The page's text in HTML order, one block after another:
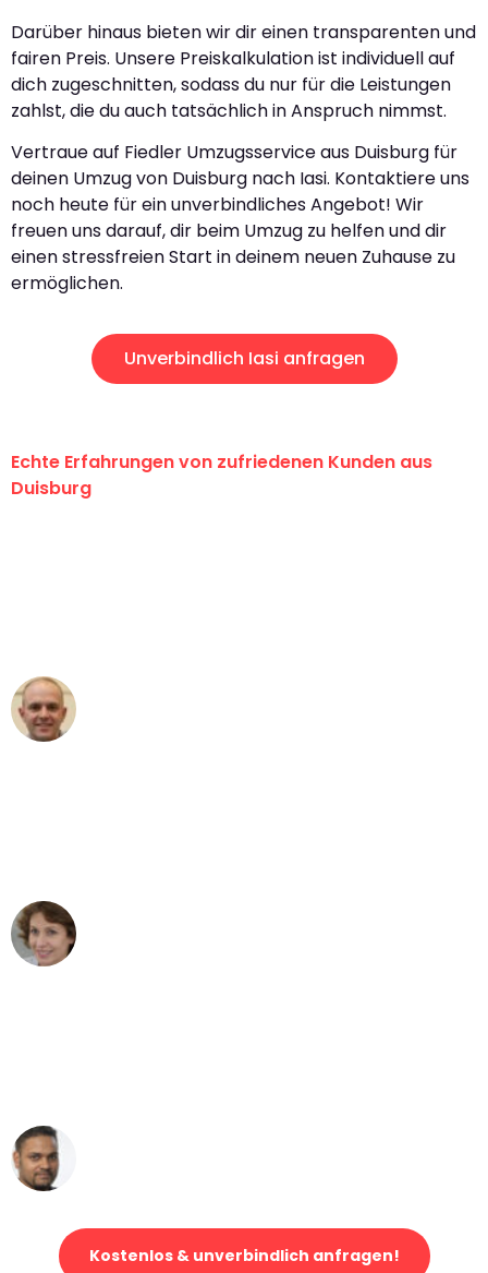
Darüber hinaus bieten wir dir einen transparenten und
fairen Preis. Unsere Preiskalkulation ist individuell auf
dich zugeschnitten, sodass du nur für die Leistungen
zahlst, die du auch tatsächlich in Anspruch nimmst.
Vertraue auf Fiedler Umzugsservice aus Duisburg für
deinen Umzug von Duisburg nach Iasi. Kontaktiere uns
noch heute für ein unverbindliches Angebot! Wir
freuen uns darauf, dir beim Umzug zu helfen und dir
einen stressfreien Start in deinem neuen Zuhause zu
ermöglichen.
Unverbindlich Iasi anfragen
Echte Erfahrungen von zufriedenen Kunden aus
Duisburg
Kostenlos & unverbindlich anfragen!